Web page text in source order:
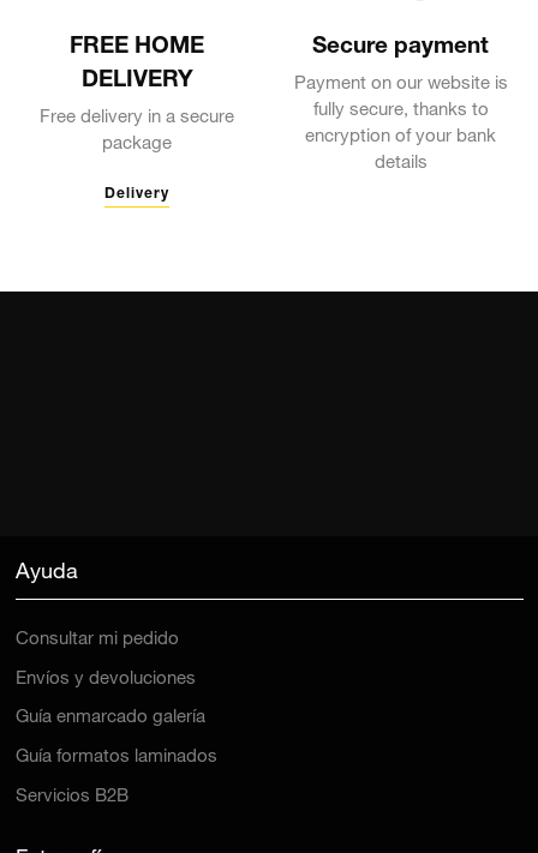
FREE HOME
DELIVERY
Free delivery in a secure
package
Delivery
Secure payment
Payment on our website is
fully secure, thanks to
encryption of your bank
details
Ayuda
Consultar mi pedido
Envíos y devoluciones
Guía enmarcado galería
Guía formatos laminados
Servicios B2B